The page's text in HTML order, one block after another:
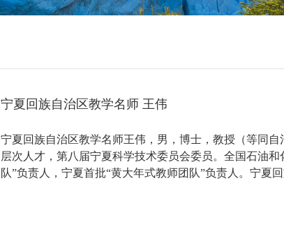
宁夏回族自治区教学名师 王伟
宁夏回族自治区教学名师王伟，男，博士，教授（等同
层次人才，第八届宁夏科学技术委员会委员。全国石油
队”负责人，宁夏首批“黄大年式教师团队”负责人。宁夏